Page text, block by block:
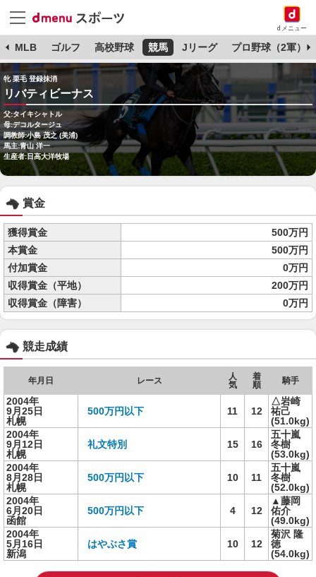
dメニュー
MLB ゴルフ 高校野球 競馬 Jリーグ プロ野球（2軍）
牝 栗毛 登録抹消
リバティビーナス
父:タイキシャトル
母:デコルタージュ
調教師:小島 茂之 (美浦)
馬主:青山 洋一
生産者:日高大洋牧場
賞金
獲得賞金
500万円
本賞金
500万円
付加賞金
0万円
収得賞金（平地）
200万円
収得賞金（障害）
0万円
競走成績
年月日 レース
人
気
着
順
騎手
2004年
9月25日
札幌
500万円以下 11 12
△岩崎
祐己
(51.0kg)
2004年
9月12日
札幌
礼文特別 15 16
五十嵐
冬樹
(53.0kg)
2004年
8月28日
札幌
500万円以下 10 11
五十嵐
冬樹
(52.0kg)
2004年
6月20日
函館
500万円以下 4 12
▲藤岡
佑介
(49.0kg)
2004年
5月16日
新潟
はやぶさ賞 10 12
菊沢 隆
徳
(54.0kg)